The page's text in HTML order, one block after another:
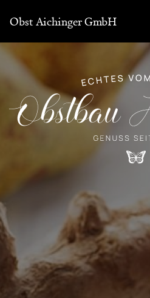
main
content
Obst Aichinger GmbH